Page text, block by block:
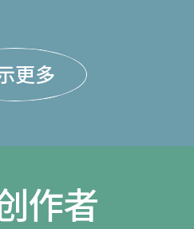
更多
作者